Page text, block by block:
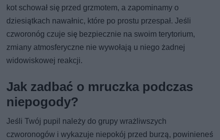
kot schował się przed grzmotem, a zapominamy o
dziesiątkach nawałnic, które po prostu przespał. Jeśli
czworonóg czuje się bezpiecznie na swoim terytorium,
zmiany atmosferyczne nie wywołają u niego żadnej
widowiskowej reakcji.
Jak zadbać o mruczka podczas
niepogody?
Jeśli Twój pupil należy do grupy wrażliwszych
czworonogów i wykazuje niepokój przed burzą, powinieneś